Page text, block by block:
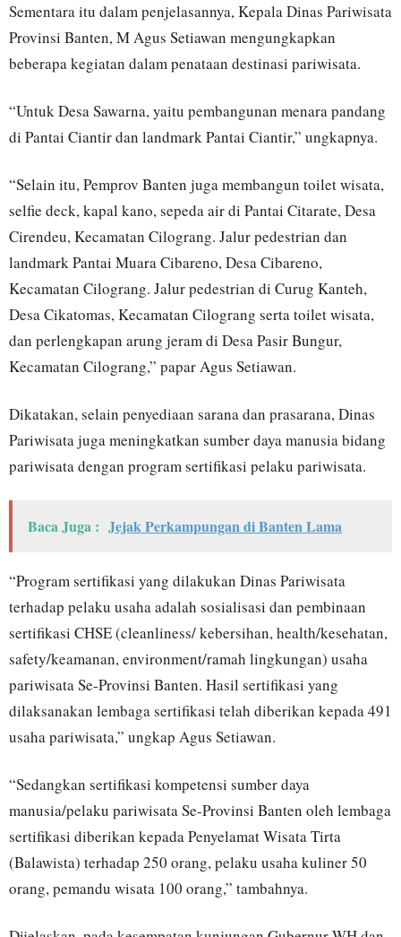
Sementara itu dalam penjelasannya, Kepala Dinas Pariwisata
Provinsi Banten, M Agus Setiawan mengungkapkan
beberapa kegiatan dalam penataan destinasi pariwisata.
“Untuk Desa Sawarna, yaitu pembangunan menara pandang
di Pantai Ciantir dan landmark Pantai Ciantir,” ungkapnya.
“Selain itu, Pemprov Banten juga membangun toilet wisata,
selfie deck, kapal kano, sepeda air di Pantai Citarate, Desa
Cirendeu, Kecamatan Cilograng. Jalur pedestrian dan
landmark Pantai Muara Cibareno, Desa Cibareno,
Kecamatan Cilograng. Jalur pedestrian di Curug Kanteh,
Desa Cikatomas, Kecamatan Cilograng serta toilet wisata,
dan perlengkapan arung jeram di Desa Pasir Bungur,
Kecamatan Cilograng,” papar Agus Setiawan.
Dikatakan, selain penyediaan sarana dan prasarana, Dinas
Pariwisata juga meningkatkan sumber daya manusia bidang
pariwisata dengan program sertifikasi pelaku pariwisata.
Baca Juga : Jejak Perkampungan di Banten Lama
“Program sertifikasi yang dilakukan Dinas Pariwisata
terhadap pelaku usaha adalah sosialisasi dan pembinaan
sertifikasi CHSE (cleanliness/ kebersihan, health/kesehatan,
safety/keamanan, environment/ramah lingkungan) usaha
pariwisata Se-Provinsi Banten. Hasil sertifikasi yang
dilaksanakan lembaga sertifikasi telah diberikan kepada 491
usaha pariwisata,” ungkap Agus Setiawan.
“Sedangkan sertifikasi kompetensi sumber daya
manusia/pelaku pariwisata Se-Provinsi Banten oleh lembaga
sertifikasi diberikan kepada Penyelamat Wisata Tirta
(Balawista) terhadap 250 orang, pelaku usaha kuliner 50
orang, pemandu wisata 100 orang,” tambahnya.